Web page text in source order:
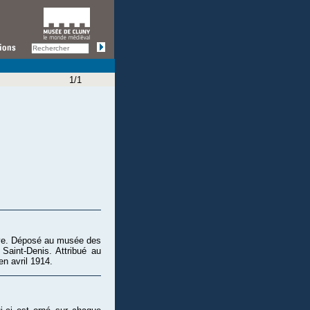
Déposé au musée des
Denis. Attribué au
avril 1914.
1/1